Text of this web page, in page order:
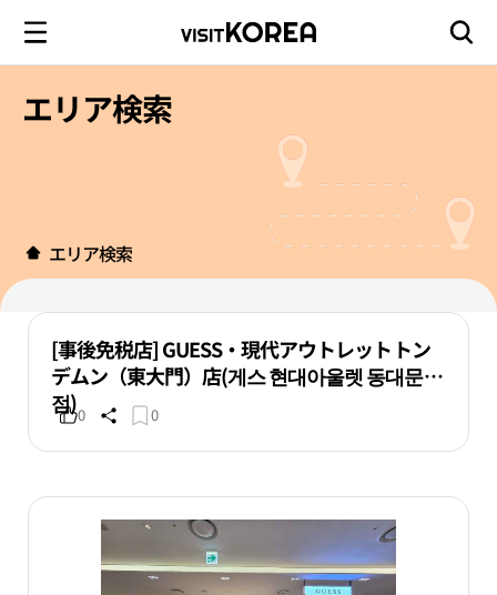
エリア検索
エリア検索
[事後免税店] GUESS・現代アウトレットトン
デムン（東大門）店(게스 현대아울렛 동대문
점)0 0